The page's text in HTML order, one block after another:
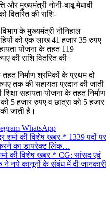
और मुख्यमंत्री नोनी-बाबू मेधावी
वितरित की राशि-
के मुख्यमंत्री नौनिहाल
को एक लाख 41 हजार 35 रुपए
योजना के तहत 119
की राशि वितरित की।
तहत निर्माण श्रमिकों के प्रथम दो
तक की सहायता प्रदान की जाती
सहायता योजना के तहत निर्माण
5 हजार रुपए व छात्रा को 5 हजार
जाती है।
WhatsApp
शर्मा की विशेष खबर-* 1339 पदों पर
करने का डायरेक्ट लिंक…
की विशेष खबर-* CG: सांसद एवं
नये कानूनों के संबंध में दी जानकारी